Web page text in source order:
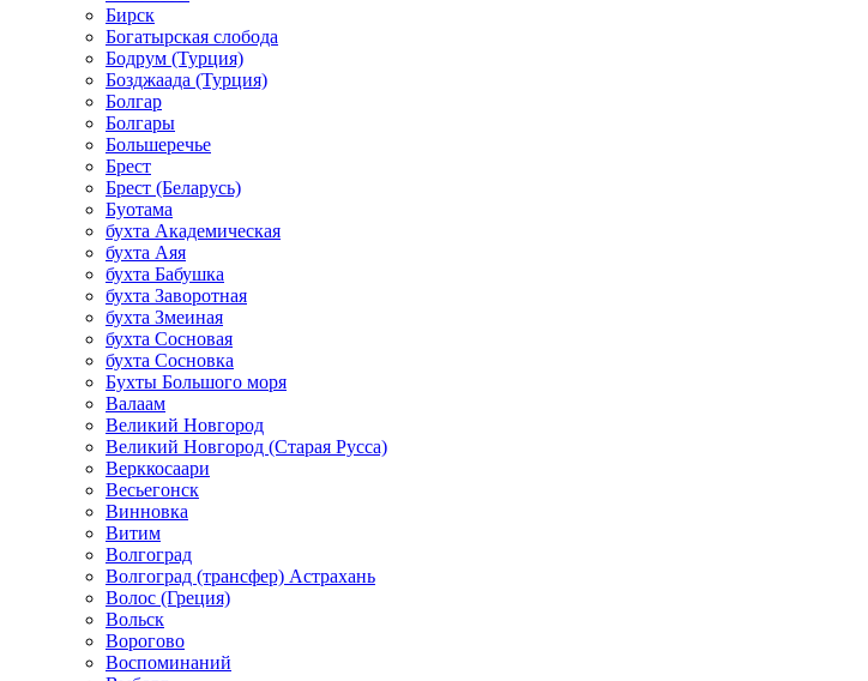
Бирск
Богатырская слобода
Бодрум (Турция)
Бозджаада (Турция)
Болгар
Болгары
Большеречье
Брест
Брест (Беларусь)
Буотама
бухта Академическая
бухта Аяя
бухта Бабушка
бухта Заворотная
бухта Змеиная
бухта Сосновая
бухта Сосновка
Бухты Большого моря
Валаам
Великий Новгород
Великий Новгород (Старая Русса)
Верккосаари
Весьегонск
Винновка
Витим
Волгоград
Волгоград (трансфер) Астрахань
Волос (Греция)
Вольск
Ворогово
Воспоминаний